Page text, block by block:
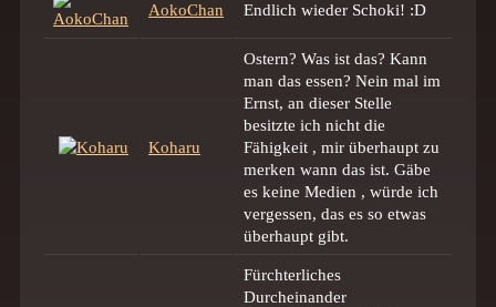
AokoChan Endlich wieder Schoki! :D
Koharu
Ostern? Was ist das? Kann
man das essen? Nein mal im
Ernst, an dieser Stelle
besitzte ich nicht die
Fähigkeit , mir überhaupt zu
merken wann das ist. Gäbe
es keine Medien , würde ich
vergessen, das es so etwas
überhaupt gibt.
Fürchterliches
Durcheinander